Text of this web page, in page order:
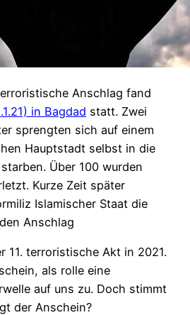
Anschlag fand
in Bagdad statt. Zwei
sprengten sich auf einem
Hauptstadt selbst in die
Über 100 wurden
Kurze Zeit später
Islamischer Staat die
Anschlag
11. terroristische Akt in 2021.
als rolle eine
auf uns zu. Doch stimmt
der Anschein?